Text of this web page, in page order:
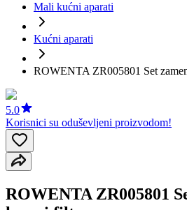
Mali kućni aparati
Kućni aparati
ROWENTA ZR005801 Set
5.0
Korisnici su oduševljeni proizvodom!
ROWENTA ZR005801